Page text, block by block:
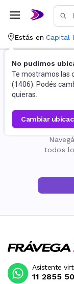
Estás en Capital
No pudimos
Te mostramos las
(1406). Podés
quieras.
cambiar
todos
Asistente
11 2855